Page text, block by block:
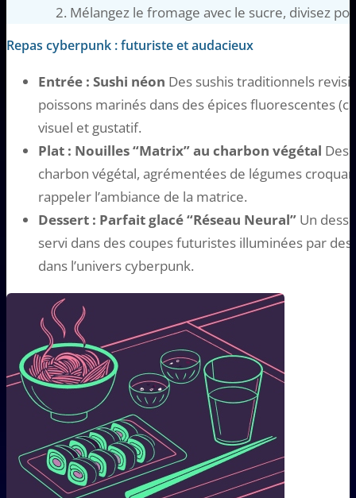
Mélangez le fromage avec le sucre, divisez
Repas cyberpunk : futuriste et audacieux
Entrée : Sushi néon Des sushis traditionnels
poissons marinés dans des épices fluorescentes
visuel et gustatif.
Plat : Nouilles “Matrix” au charbon végétal Des
charbon végétal, agrémentées de légumes
rappeler l’ambiance de la matrice.
Dessert : Parfait glacé “Réseau Neural” Un
servi dans des coupes futuristes illuminées par
dans l’univers cyberpunk.